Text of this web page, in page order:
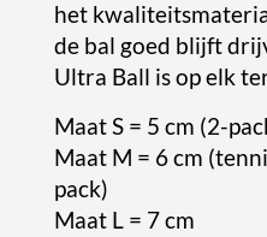
het
de bal goed blijft
Ultra Ball is op elk
Maat S = 5 cm (2-
Maat M = 6 cm
pack)
Maat L = 7 cm